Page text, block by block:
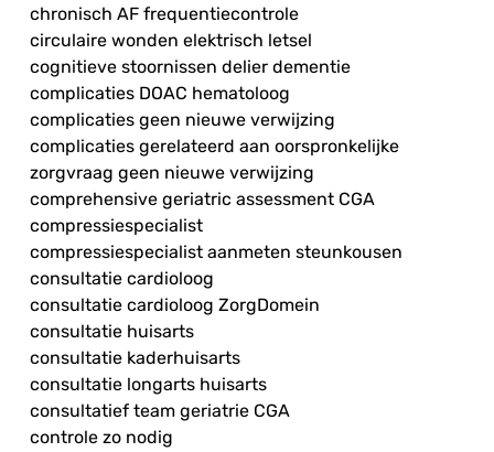
chronisch AF frequentiecontrole
circulaire wonden elektrisch letsel
cognitieve stoornissen delier dementie
complicaties DOAC hematoloog
complicaties geen nieuwe verwijzing
complicaties gerelateerd aan oorspronkelijke
zorgvraag geen nieuwe verwijzing
comprehensive geriatric assessment CGA
compressiespecialist
compressiespecialist aanmeten steunkousen
consultatie cardioloog
consultatie cardioloog ZorgDomein
consultatie huisarts
consultatie kaderhuisarts
consultatie longarts huisarts
consultatief team geriatrie CGA
controle zo nodig